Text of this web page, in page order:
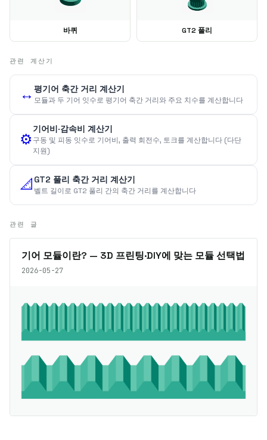
바퀴 GT2 풀리
관련 계산기
↔️ 평기어 축간 거리 계산기
모듈과 두 기어 잇수로 평기어 축간 거리와 주요 치수를 계산합니다
⚙️
기어비·감속비 계산기
구동 및 피동 잇수로 기어비, 출력 회전수, 토크를 계산합니다 (다단
지원)
📐 GT2 풀리 축간 거리 계산기
벨트 길이로 GT2 풀리 간의 축간 거리를 계산합니다
관련 글
기어 모듈이란? — 3D 프린팅·DIY에 맞는 모듈 선택법
2026-05-27